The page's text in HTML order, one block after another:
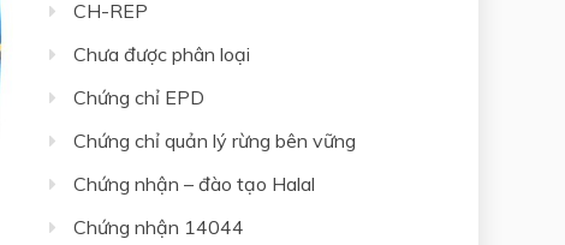
CH-REP
Chưa được phân loại
Chứng chỉ EPD
Chứng chỉ quản lý rừng bên vững
Chứng nhận – đào tạo Halal
Chứng nhận 14044